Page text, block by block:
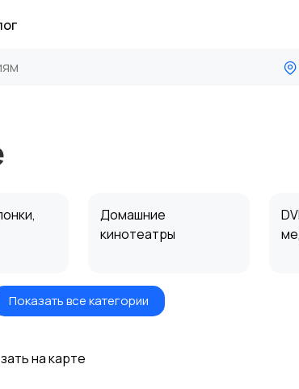
Домашние
кинотеатры
и
Аудиоусилители и
Показать все категории
на карте